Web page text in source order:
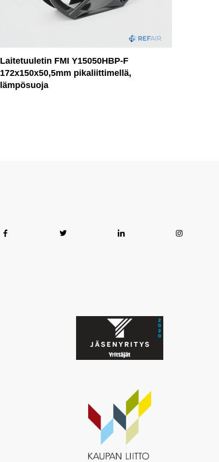
Laitetuuletin FMI Y15050HBP-F
172x150x50,5mm pikaliittimellä,
lämpösuoja